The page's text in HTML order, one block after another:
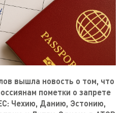
вышла новость о том, что
пометки о запрете
Чехию, Данию, Эстонию,